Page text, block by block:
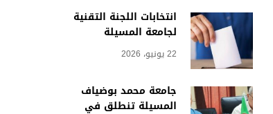
انتخابات اللجنة التقنية
لجامعة المسيلة
22 يونيو، 2026
جامعة محمد بوضياف
المسيلة تنطلق في